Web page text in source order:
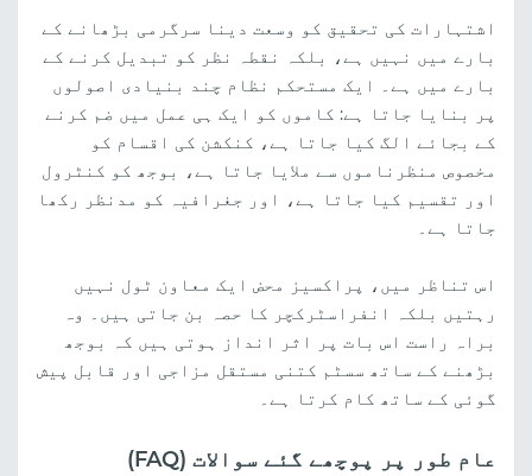
اشتہارات کی تحقیق کو وسعت دینا سرگرمی بڑھانے کے
بارے میں نہیں ہے، بلکہ نقطہ نظر کو تبدیل کرنے کے
بارے میں ہے۔ ایک مستحکم نظام چند بنیادی اصولوں
پر بنایا جاتا ہے: کاموں کو ایک ہی عمل میں ضم کرنے
کے بجائے الگ کیا جاتا ہے، کنکشن کی اقسام کو
مخصوص منظرناموں سے ملایا جاتا ہے، بوجھ کو کنٹرول
اور تقسیم کیا جاتا ہے، اور جغرافیہ کو مدنظر رکھا
جاتا ہے۔
اس تناظر میں، پراکسیز محض ایک معاون ٹول نہیں
رہتیں بلکہ انفراسٹرکچر کا حصہ بن جاتی ہیں۔ وہ
براہ راست اس بات پر اثر انداز ہوتی ہیں کہ بوجھ
بڑھنے کے ساتھ سسٹم کتنی مستقل مزاجی اور قابل پیش
گوئی کے ساتھ کام کرتا ہے۔
عام طور پر پوچھے گئے سوالات (FAQ)